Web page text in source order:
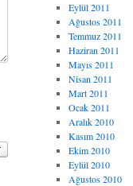
Eylül 2011
Ağustos 2011
Temmuz 2011
Haziran 2011
Mayıs 2011
Nisan 2011
Mart 2011
Ocak 2011
Aralık 2010
Kasım 2010
Ekim 2010
Eylül 2010
Ağustos 2010